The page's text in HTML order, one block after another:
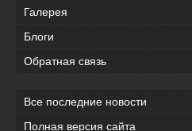
Галерея
Блоги
Обратная связь
Все последние новости
Полная версия сайта